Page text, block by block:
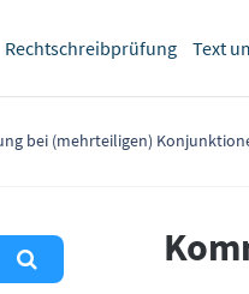
Rechtschreibprüfung Text
bei (mehrteiligen)